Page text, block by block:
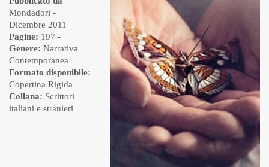
Mondadori -
Dicembre 2011
Pagine: 197 -
Genere: Narrativa
Contemporanea
Formato disponibile:
Copertina Rigida
Collana: Scrittori
italiani e stranieri